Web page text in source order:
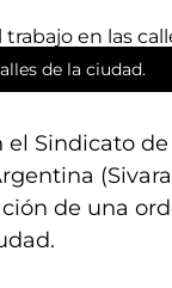
de la ciudad.
Sindicato
de una